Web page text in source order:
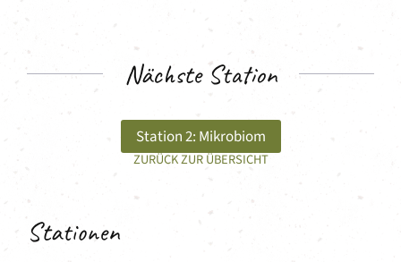
Nächste Station
Station 2: Mikrobiom
ZURÜCK ZUR ÜBERSICHT
Stationen